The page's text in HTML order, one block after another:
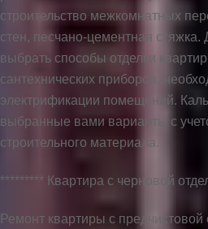
строительство межкомнатных
стен, песчано-цементная
выбрать способы отделки
сантехнических приборов,
электрификации помещений.
выбранные вами варианты с
строительного материала.
********* Квартира с черновой
Ремонт квартиры с предчистовой